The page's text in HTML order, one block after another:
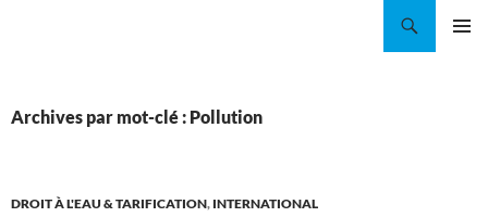
Archives par mot-clé : Pollution
DROIT À L'EAU & TARIFICATION, INTERNATIONAL